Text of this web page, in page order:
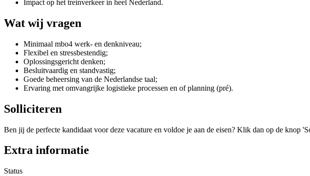
Impact op het treinverkeer in heel Nederland.
Wat wij vragen
Minimaal mbo4 werk- en denkniveau;
Flexibel en stressbestendig;
Oplossingsgericht denken;
Besluitvaardig en standvastig;
Goede beheersing van de Nederlandse taal;
Ervaring met omvangrijke logistieke processen en of planning (pré).
Solliciteren
Ben jij de perfecte kandidaat voor deze vacature en voldoe je aan de eisen? Klik dan op de knop
Extra informatie
Status